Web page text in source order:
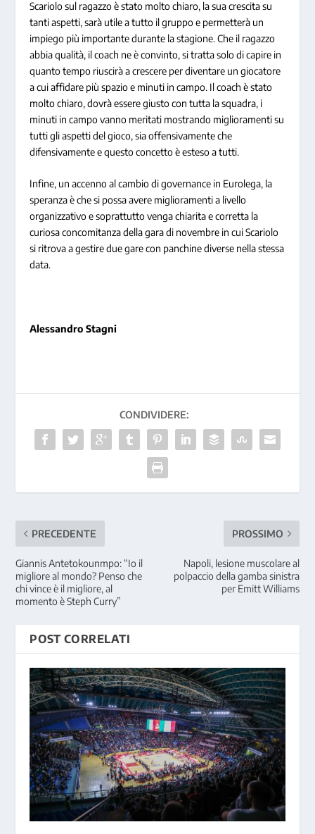
Scariolo sul ragazzo è stato molto chiaro, la sua crescita su
tanti aspetti, sarà utile a tutto il gruppo e permetterà un
impiego più importante durante la stagione. Che il ragazzo
abbia qualità, il coach ne è convinto, si tratta solo di capire in
quanto tempo riuscirà a crescere per diventare un giocatore
a cui affidare più spazio e minuti in campo. Il coach è stato
molto chiaro, dovrà essere giusto con tutta la squadra, i
minuti in campo vanno meritati mostrando miglioramenti su
tutti gli aspetti del gioco, sia offensivamente che
difensivamente e questo concetto è esteso a tutti.
Infine, un accenno al cambio di governance in Eurolega, la
speranza è che si possa avere miglioramenti a livello
organizzativo e soprattutto venga chiarita e corretta la
curiosa concomitanza della gara di novembre in cui Scariolo
si ritrova a gestire due gare con panchine diverse nella stessa
data.
Alessandro Stagni
CONDIVIDERE:
PRECEDENTE
Giannis Antetokounmpo: “Io il
migliore al mondo? Penso che
chi vince è il migliore, al
momento è Steph Curry”
PROSSIMO
Napoli, lesione muscolare al
polpaccio della gamba sinistra
per Emitt Williams
POST CORRELATI